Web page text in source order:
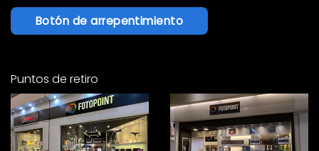
Botón de arrepentimiento
Puntos de retiro